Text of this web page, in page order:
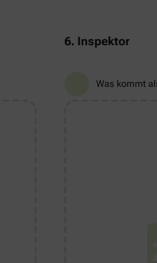
6. Inspektor
Was kommt